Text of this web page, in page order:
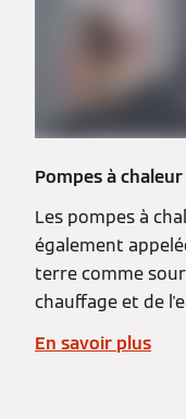
Pompes à
Les pompes à
également
terre comme
chauffage et de
En savoir plus